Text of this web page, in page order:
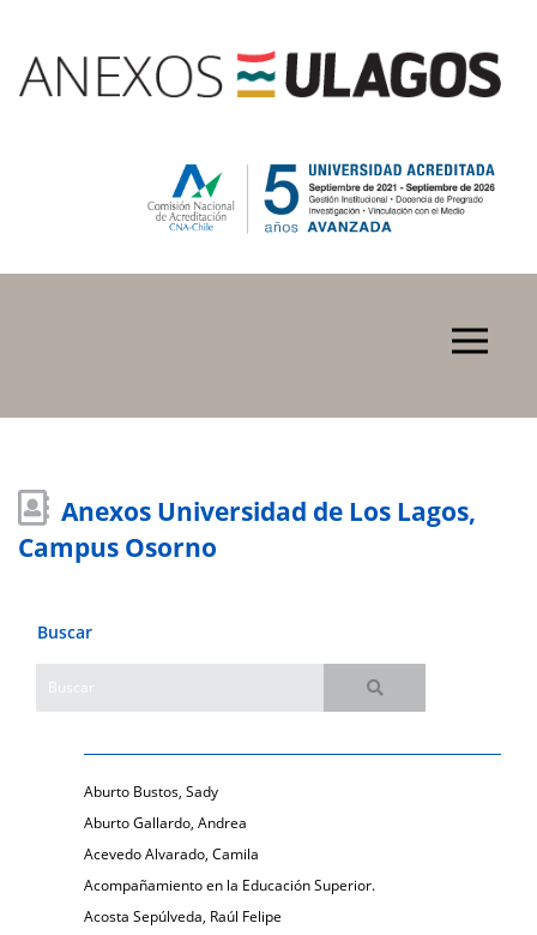
Anexos Universidad de Los Lagos,
Campus Osorno
Buscar
Aburto Bustos, Sady
Aburto Gallardo, Andrea
Acevedo Alvarado, Camila
Acompañamiento en la Educación Superior.
Acosta Sepúlveda, Raúl Felipe